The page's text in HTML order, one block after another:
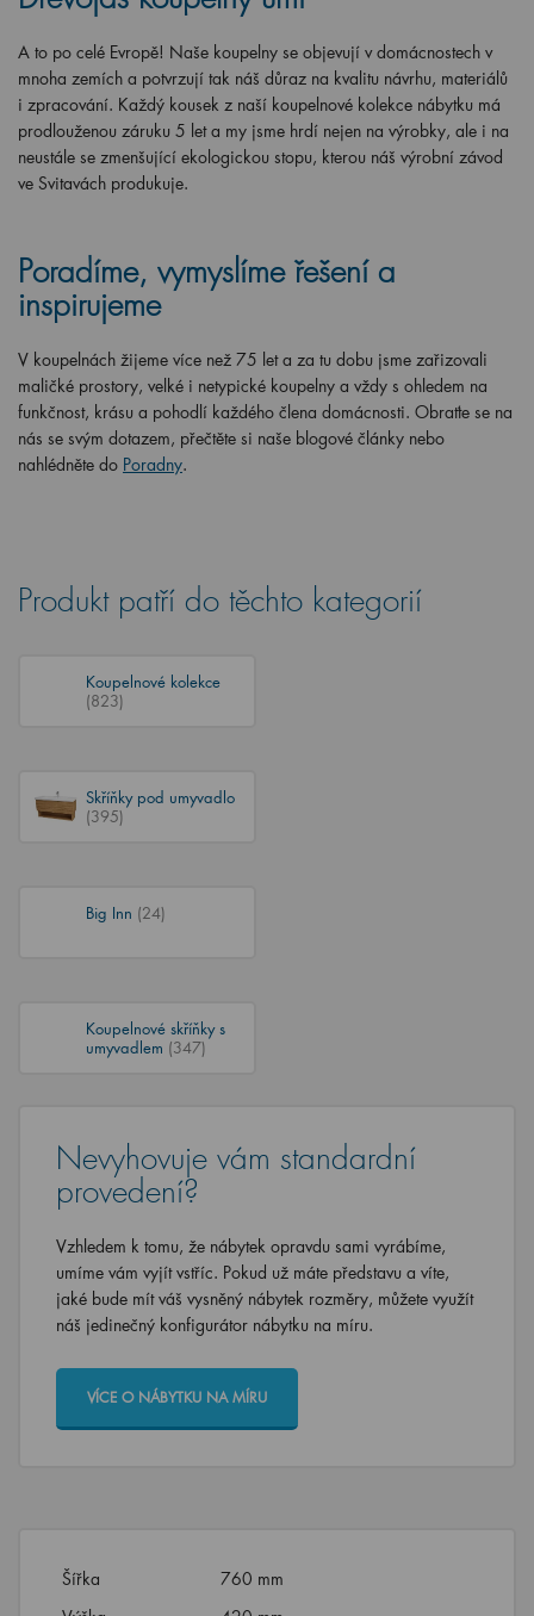
A to po celé Evropě! Naše koupelny se objevují v domácnostech v
mnoha zemích a potvrzují tak náš důraz na kvalitu návrhu, materiálů
i zpracování. Každý kousek z naší koupelnové kolekce nábytku má
prodlouženou záruku 5 let a my jsme hrdí nejen na výrobky, ale i na
neustále se zmenšující ekologickou stopu, kterou náš výrobní závod
ve Svitavách produkuje.
Poradíme, vymyslíme řešení a
inspirujeme
V koupelnách žijeme více než 75 let a za tu dobu jsme zařizovali
maličké prostory, velké i netypické koupelny a vždy s ohledem na
funkčnost, krásu a pohodlí každého člena domácnosti. Obraťte se na
nás se svým dotazem, přečtěte si naše blogové články nebo
nahlédněte do Poradny.
Produkt patří do těchto kategorií
Koupelnové kolekce
(823)
Skříňky pod umyvadlo
(395)
Big Inn (24)
Koupelnové skříňky s
umyvadlem (347)
Nevyhovuje vám standardní
provedení?
Vzhledem k tomu, že nábytek opravdu sami vyrábíme,
umíme vám vyjít vstříc. Pokud už máte představu a víte,
jaké bude mít váš vysněný nábytek rozměry, můžete využít
náš jedinečný konfigurátor nábytku na míru.
VÍCE O NÁBYTKU NA MÍRU
Šířka
760 mm